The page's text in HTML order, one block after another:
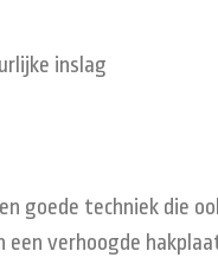
inslag
goede techniek die
een verhoogde